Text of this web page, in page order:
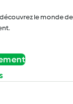
le monde de